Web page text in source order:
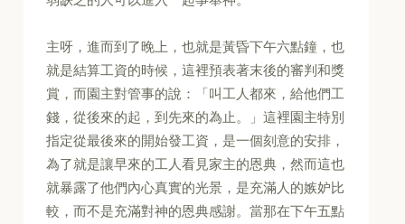
主呀，進而到了晚上，也就是黃昏下午六點鐘，也
就是結算工資的時候，這裡預表著末後的審判和獎
賞，而園主對管事的說：「叫工人都來，給他們工
錢，從後來的起，到先來的為止。」這裡園主特別
指定從最後來的開始發工資，是一個刻意的安排，
為了就是讓早來的工人看見家主的恩典，然而這也
就暴露了他們內心真實的光景，是充滿人的嫉妒比
較，而不是充滿對神的恩典感謝。當那在下午五點